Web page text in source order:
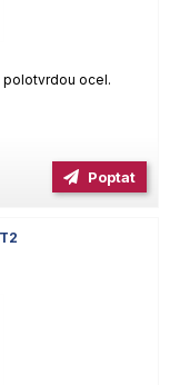
ocel.
Poptat